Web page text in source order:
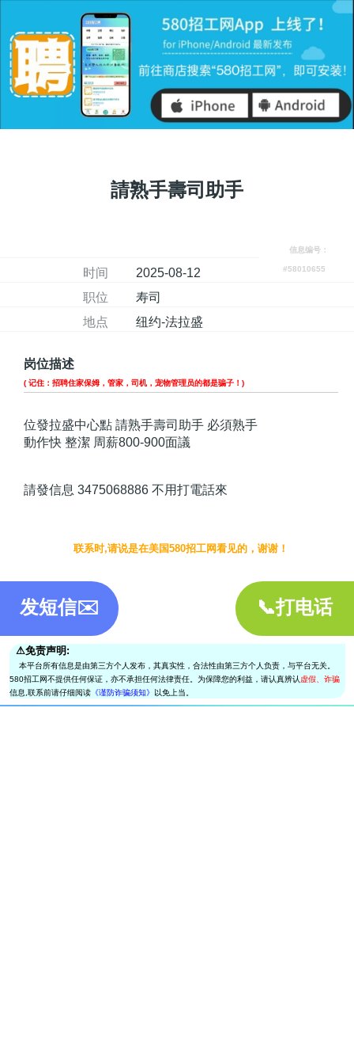
請熟手壽司助手
信息编号：
#58010655
时间
2025-08-12
职位
寿司
地点
纽约-法拉盛
岗位描述
( 记住：招聘住家保姆，管家，司机，宠物管理员的都是骗子！)
位發拉盛中心點 請熟手壽司助手 必須熟手
動作快 整潔 周薪800-900面議
請發信息 3475068886 不用打電話來
联系时,请说是在美国580招工网看见的，谢谢！
📞打电话
发短信✉️
⚠︎免责声明:
本平台所有信息是由第三方个人发布，其真实性，合法性由第三方个人负责，与平台无关。
580招工网不提供任何保证，亦不承担任何法律责任。为保障您的利益，请认真辨认 虚假、诈骗
信息,联系前请仔细阅读《谨防诈骗须知》 以免上当。